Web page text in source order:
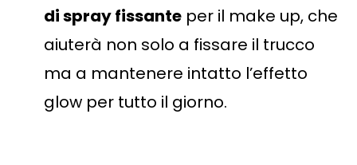
di spray fissante per il make up, che
aiuterà non solo a fissare il trucco
ma a mantenere intatto l’effetto
glow per tutto il giorno.